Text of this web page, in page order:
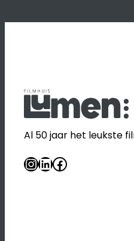
Al 50 jaar het leukste
InstagramLinkedIn Facebook